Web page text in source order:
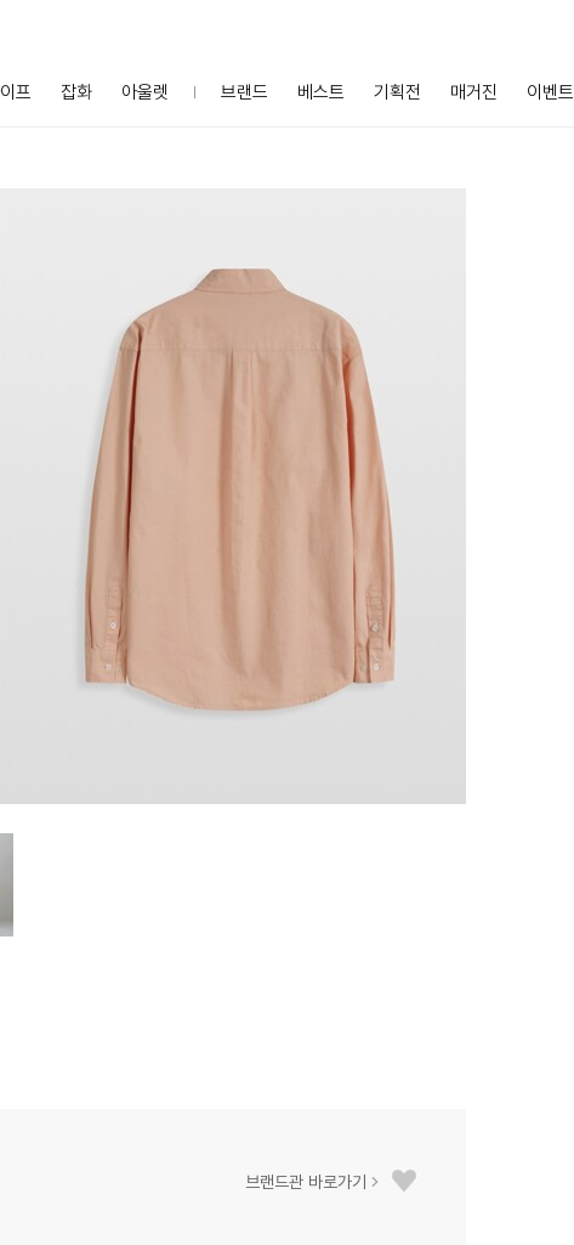
프 잡화 아울렛 브랜드 베스트 기획전 매거진 이벤트
브랜드관 바로가기